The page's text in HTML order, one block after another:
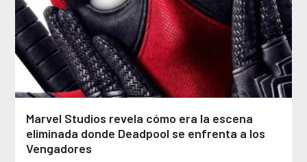
Marvel Studios revela cómo era la escena
eliminada donde Deadpool se enfrenta a los
Vengadores